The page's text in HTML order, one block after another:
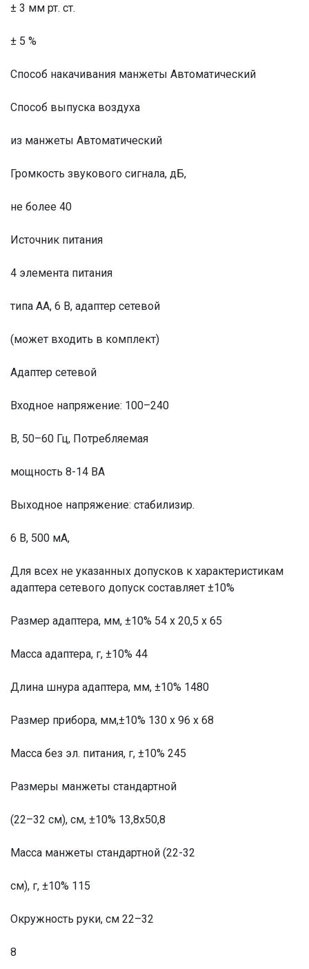
± 3 мм рт. ст.
± 5 %
Способ накачивания манжеты Автоматический
Способ выпуска воздуха
из манжеты Автоматический
Громкость звукового сигнала, дБ,
не более 40
Источник питания
4 элемента питания
типа АА, 6 В, адаптер сетевой
(может входить в комплект)
Адаптер сетевой
Входное напряжение: 100–240
В, 50–60 Гц, Потребляемая
мощность 8-14 ВА
Выходное напряжение: стабилизир.
6 В, 500 мА,
Для всех не указанных допусков к характеристикам
адаптера сетевого допуск составляет ±10%
Размер адаптера, мм, ±10% 54 х 20,5 х 65
Масса адаптера, г, ±10% 44
Длина шнура адаптера, мм, ±10% 1480
Размер прибора, мм,±10% 130 х 96 х 68
Масса без эл. питания, г, ±10% 245
Размеры манжеты стандартной
(22–32 см), см, ±10% 13,8х50,8
Масса манжеты стандартной (22-32
см), г, ±10% 115
Окружность руки, см 22–32
8